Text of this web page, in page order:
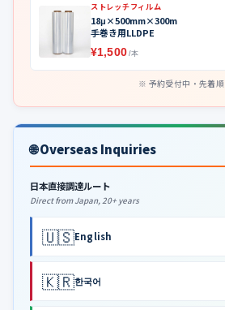
ストレッチフィルム
18μ×500mm×300m
手巻き用LLDPE
¥1,500 /本
予約受付中・先着順
🌐 Overseas Inquiries
日本直接調達ルート
Direct from Japan, 20+ years
🇺🇸English
🇰🇷한국어